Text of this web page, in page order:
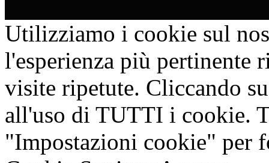
l'esperienza più pertinente
visite ripetute. Cliccando
all'uso di TUTTI i cookie.
"Impostazioni cookie" per
Cookie SettingsAccetta